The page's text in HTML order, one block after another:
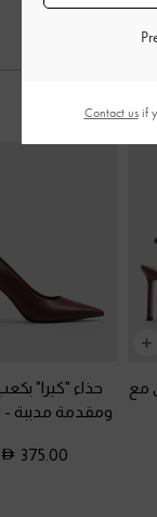
مع
حذاء "كيرا"
ومقدمة مدببة -
375.00
Contact usif